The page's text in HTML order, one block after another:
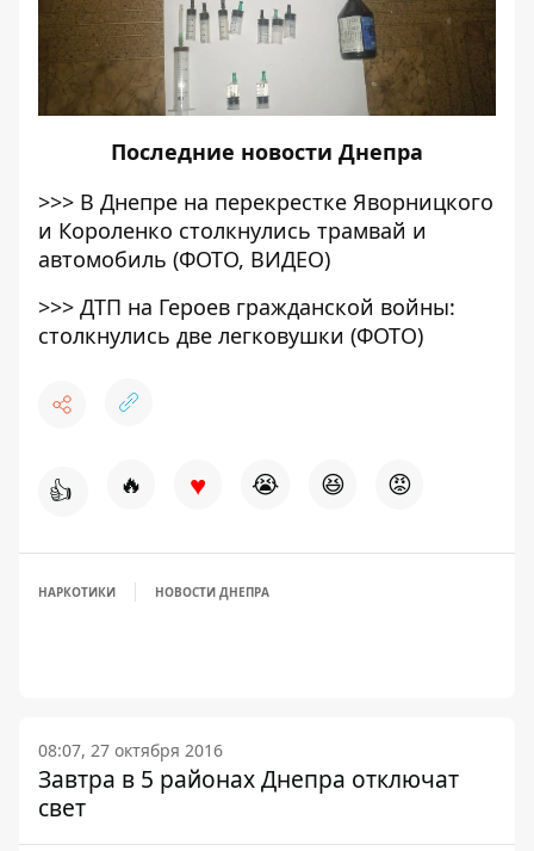
Последние новости Днепра
>>> В Днепре на перекрестке Яворницкого
и Короленко столкнулись трамвай и
автомобиль (ФОТО, ВИДЕО)
>>> ДТП на Героев гражданской войны:
столкнулись две легковушки (ФОТО)
👍 🔥 ♥ 😭 😆 😡
НАРКОТИКИ НОВОСТИ ДНЕПРА
08:07, 27 октября 2016
Завтра в 5 районах Днепра отключат
свет